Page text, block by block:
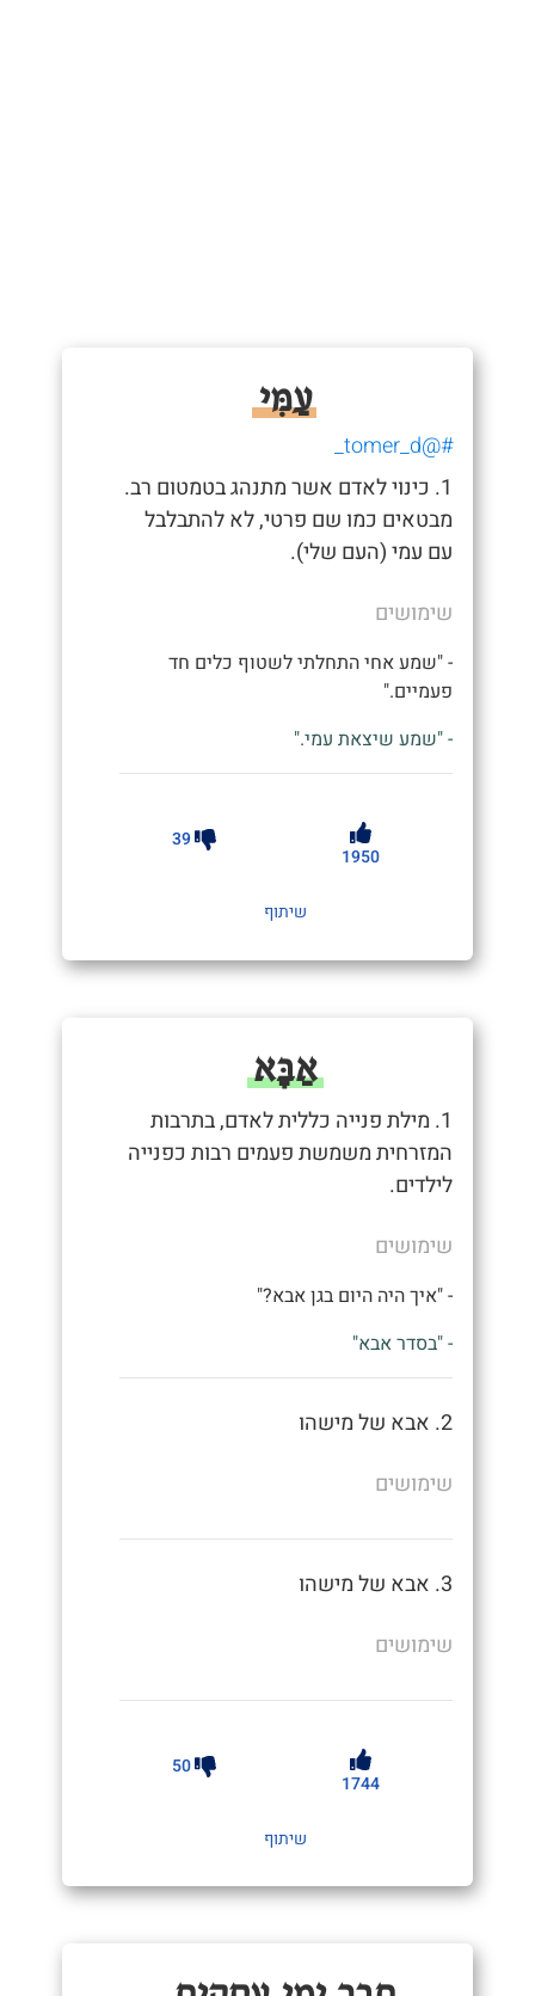
עַמִּי
#@tomer_d_
1. כינוי לאדם אשר מתנהג בטמטום רב.
מבטאים כמו שם פרטי, לא להתבלבל
עם עמי (העם שלי).
שימושים
- "שמע אחי התחלתי לשטוף כלים חד
פעמיים."
- "שמע שיצאת עמי."
1950
39
שיתוף
אַבָּא
1. מילת פנייה כללית לאדם, בתרבות
המזרחית משמשת פעמים רבות כפנייה
לילדים.
שימושים
- "איך היה היום בגן אבא?"
- "בסדר אבא"
2. אבא של מישהו
שימושים
3. אבא של מישהו
שימושים
1744
50
שיתוף